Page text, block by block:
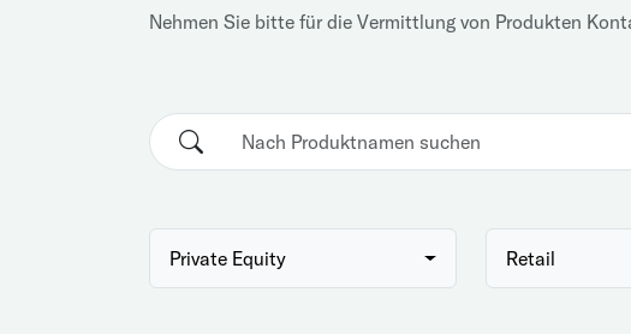
Nehmen Sie bitte für die Vermittlung von Produkten
Private Equity Retail